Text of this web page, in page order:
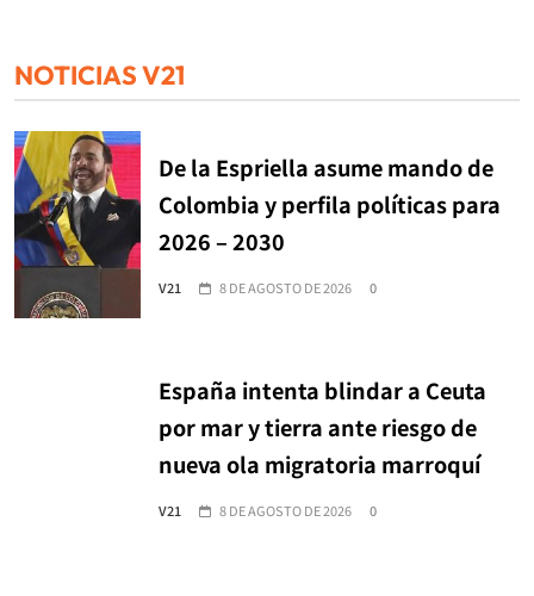
NOTICIAS V21
De la Espriella asume mando de
Colombia y perfila políticas para
2026 – 2030
V21 8 DE AGOSTO DE 2026 0
España intenta blindar a Ceuta
por mar y tierra ante riesgo de
nueva ola migratoria marroquí
V21 8 DE AGOSTO DE 2026 0